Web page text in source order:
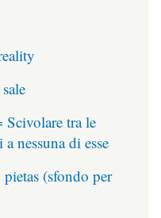
tra le
nessuna di esse
pietas (sfondo per